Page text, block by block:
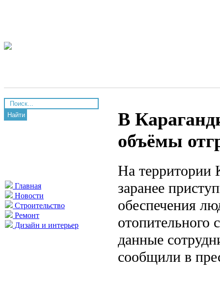
Найти
Главная
Новости
Строительство
Ремонт
Дизайн и интерьер
В
объёмы
На территории
заранее
обеспечения
отопительного
данные
сообщили в